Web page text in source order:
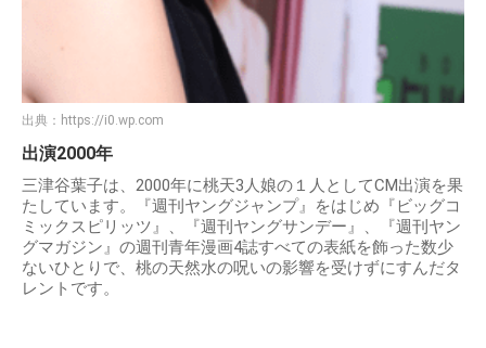
出典： https://i0.wp.com
出演2000年
三津谷葉子は、2000年に桃天3人娘の１人としてCM出演を果
たしています。『週刊ヤングジャンプ』をはじめ『ビッグコ
ミックスピリッツ』、『週刊ヤングサンデー』、『週刊ヤン
グマガジン』の週刊青年漫画4誌すべての表紙を飾った数少
ないひとりで、桃の天然水の呪いの影響を受けずにすんだタ
レントです。